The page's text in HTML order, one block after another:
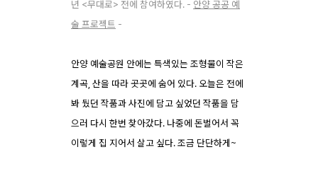
년 <무대로> 전에 참여하였다. - 안양 공공 예
술 프로젝트 -
안양 예술공원 안에는 특색있는 조형물이 작은
계곡, 산을 따라 곳곳에 숨어 있다. 오늘은 전에
봐 뒀던 작품과 사진에 담고 싶었던 작품을 담
으러 다시 한번 찾아갔다. 나중에 돈벌어서 꼭
이렇게 집 지어서 살고 싶다. 조금 단단하게~